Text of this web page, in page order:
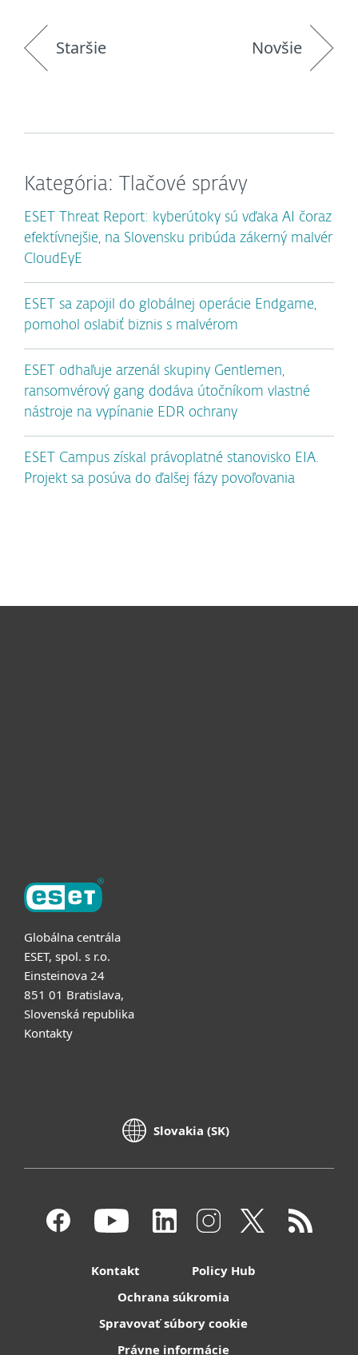
Staršie Novšie
Kategória: Tlačové správy
ESET Threat Report: kyberútoky sú vďaka AI čoraz
efektívnejšie, na Slovensku pribúda zákerný malvér
CloudEyE
ESET sa zapojil do globálnej operácie Endgame,
pomohol oslabiť biznis s malvérom
ESET odhaľuje arzenál skupiny Gentlemen,
ransomvérový gang dodáva útočníkom vlastné
nástroje na vypínanie EDR ochrany
ESET Campus získal právoplatné stanovisko EIA.
Projekt sa posúva do ďalšej fázy povoľovania
Globálna centrála
ESET, spol. s r.o.
Einsteinova 24
851 01 Bratislava,
Slovenská republika
Kontakty
Slovakia (SK)
Kontakt
Policy Hub
Ochrana súkromia
Spravovať súbory cookie
Právne informácie